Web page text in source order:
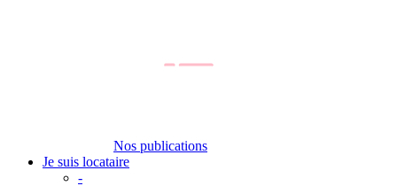
Nos publications
Je suis locataire
-